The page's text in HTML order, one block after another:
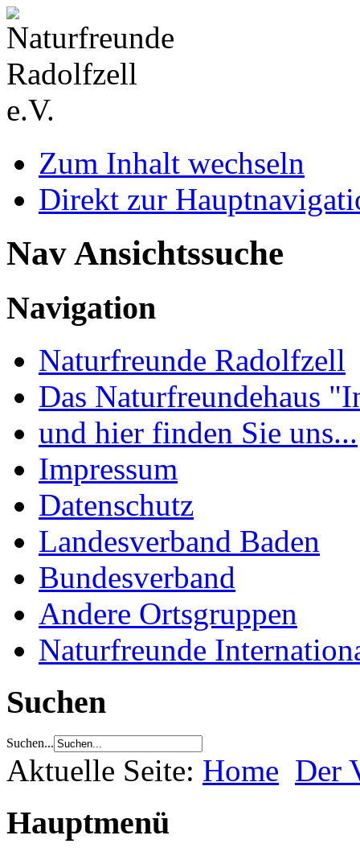
Zum Inhalt wechseln
Direkt zur
Nav Ansichtssuche
Navigation
Naturfreunde Radolfzell
Das Naturfreundehaus
und hier finden Sie uns...
Impressum
Datenschutz
Landesverband Baden
Bundesverband
Andere Ortsgruppen
Naturfreunde
Suchen
Suchen...
Aktuelle Seite: Home Der
Hauptmenü